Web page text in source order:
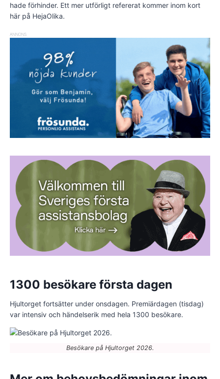
hade förhinder. Ett mer utförligt refererat kommer inom kort
här på HejaOlika.
ANNONS
1300 besökare första dagen
Hjultorget fortsätter under onsdagen. Premiärdagen (tisdag)
var intensiv och händelserik med hela 1300 besökare.
Besökare på Hjultorget 2026.